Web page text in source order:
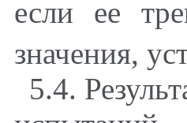
если ее
значения,
5.4.